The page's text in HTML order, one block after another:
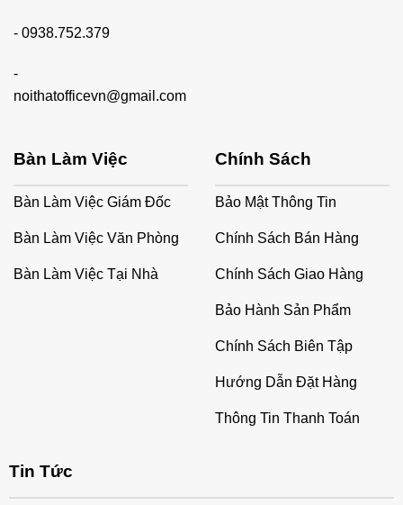
- 0938.752.379
-
noithatofficevn@gmail.com
Bàn Làm Việc
Bàn Làm Việc Giám Đốc
Bàn Làm Việc Văn Phòng
Bàn Làm Việc Tại Nhà
Chính Sách
Bảo Mật Thông Tin
Chính Sách Bán Hàng
Chính Sách Giao Hàng
Bảo Hành Sản Phẩm
Chính Sách Biên Tập
Hướng Dẫn Đặt Hàng
Thông Tin Thanh Toán
Tin Tức